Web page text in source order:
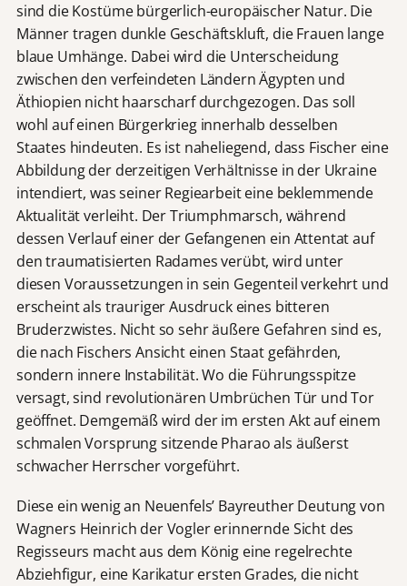
sind die Kostüme bürgerlich-europäischer Natur. Die
Männer tragen dunkle Geschäftskluft, die Frauen lange
blaue Umhänge. Dabei wird die Unterscheidung
zwischen den verfeindeten Ländern Ägypten und
Äthiopien nicht haarscharf durchgezogen. Das soll
wohl auf einen Bürgerkrieg innerhalb desselben
Staates hindeuten. Es ist naheliegend, dass Fischer eine
Abbildung der derzeitigen Verhältnisse in der Ukraine
intendiert, was seiner Regiearbeit eine beklemmende
Aktualität verleiht. Der Triumphmarsch, während
dessen Verlauf einer der Gefangenen ein Attentat auf
den traumatisierten Radames verübt, wird unter
diesen Voraussetzungen in sein Gegenteil verkehrt und
erscheint als trauriger Ausdruck eines bitteren
Bruderzwistes. Nicht so sehr äußere Gefahren sind es,
die nach Fischers Ansicht einen Staat gefährden,
sondern innere Instabilität. Wo die Führungsspitze
versagt, sind revolutionären Umbrüchen Tür und Tor
geöffnet. Demgemäß wird der im ersten Akt auf einem
schmalen Vorsprung sitzende Pharao als äußerst
schwacher Herrscher vorgeführt.
Diese ein wenig an Neuenfels’ Bayreuther Deutung von
Wagners Heinrich der Vogler erinnernde Sicht des
Regisseurs macht aus dem König eine regelrechte
Abziehfigur, eine Karikatur ersten Grades, die nicht